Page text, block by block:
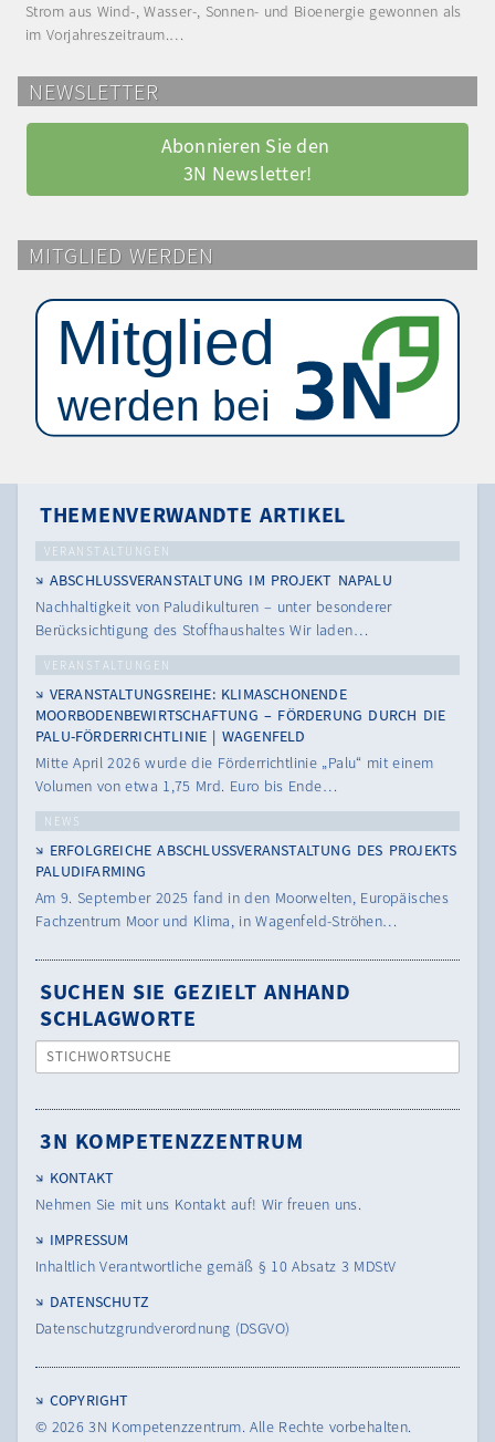
Strom aus Wind-, Wasser-, Sonnen- und Bioenergie gewonnen als
im Vorjahreszeitraum.…
NEWSLETTER
Abonnieren Sie den
3N Newsletter!
MITGLIED WERDEN
THEMENVERWANDTE ARTIKEL
VERANSTALTUNGEN
ABSCHLUSSVERANSTALTUNG IM PROJEKT NAPALU
Nachhaltigkeit von Paludikulturen – unter besonderer
Berücksichtigung des Stoffhaushaltes Wir laden…
VERANSTALTUNGEN
VERANSTALTUNGSREIHE: KLIMASCHONENDE
MOORBODENBEWIRTSCHAFTUNG – FÖRDERUNG DURCH DIE
PALU-FÖRDERRICHTLINIE | WAGENFELD
Mitte April 2026 wurde die Förderrichtlinie „Palu“ mit einem
Volumen von etwa 1,75 Mrd. Euro bis Ende…
NEWS
ERFOLGREICHE ABSCHLUSSVERANSTALTUNG DES PROJEKTS
PALUDIFARMING
Am 9. September 2025 fand in den Moorwelten, Europäisches
Fachzentrum Moor und Klima, in Wagenfeld-Ströhen…
SUCHEN SIE GEZIELT ANHAND
SCHLAGWORTE
STICHWORTSUCHE
3N KOMPETENZZENTRUM
KONTAKT
Nehmen Sie mit uns Kontakt auf! Wir freuen uns.
IMPRESSUM
Inhaltlich Verantwortliche gemäß § 10 Absatz 3 MDStV
DATENSCHUTZ
Datenschutzgrundverordnung (DSGVO)
COPYRIGHT
© 20263N Kompetenzzentrum. Alle Rechte vorbehalten.